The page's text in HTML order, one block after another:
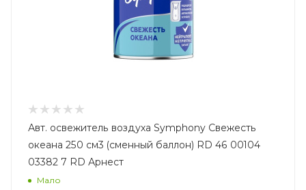
Авт. освежитель воздуха Symphony Свежесть
океана 250 см3 (сменный баллон) RD 46 00104
03382 7 RD Арнест
Мало